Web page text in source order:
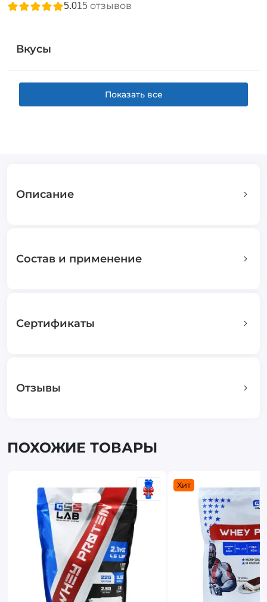
5.015отзывов
Вкусы
Показать все
Описание
Состав и применение
Сертификаты
Отзывы
ПОХОЖИЕ ТОВАРЫ
Хит